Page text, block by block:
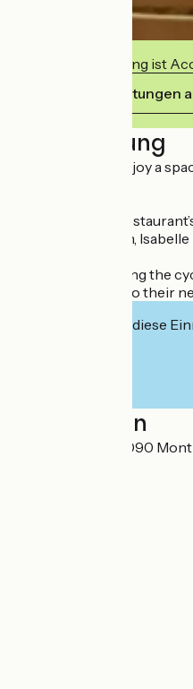
Diese Einrichtung ist
Ihre Verpflichtungen
Beschreibung
On sunny days, enjoy a
Éric Lépine, the
In the dining room,
Ideally located along the
services tailored to their
Interessiert Sie diese
Localisation
12 rue du Pont 01090